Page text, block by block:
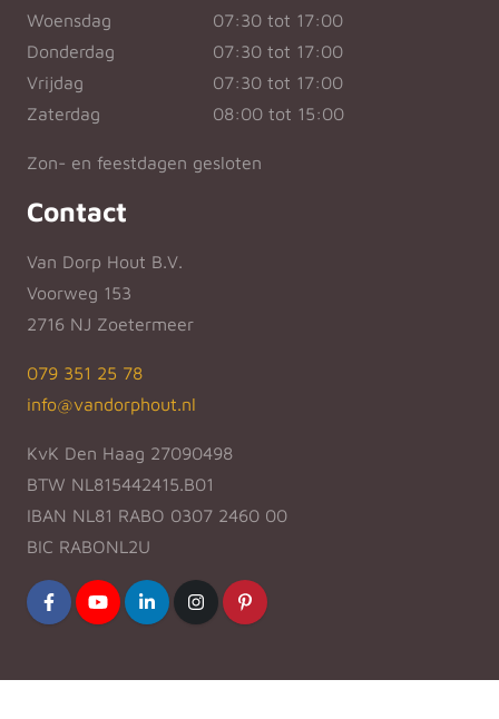
Woensdag
07:30 tot 17:00
Donderdag
07:30 tot 17:00
Vrijdag
07:30 tot 17:00
Zaterdag
08:00 tot 15:00
Zon- en feestdagen gesloten
Contact
Van Dorp Hout B.V.
Voorweg 153
2716 NJ Zoetermeer
079 351 25 78
info@vandorphout.nl
KvK Den Haag 27090498
BTW NL815442415.B01
IBAN NL81 RABO 0307 2460 00
BIC RABONL2U